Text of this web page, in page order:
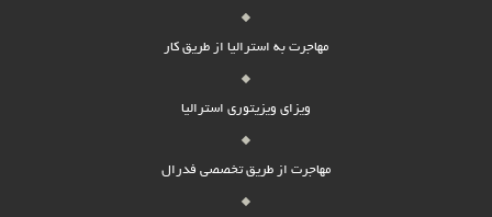
مهاجرت به استرالیا از طریق کار
ویزای ویزیتوری استرالیا
مهاجرت از طریق تخصصی فدرال